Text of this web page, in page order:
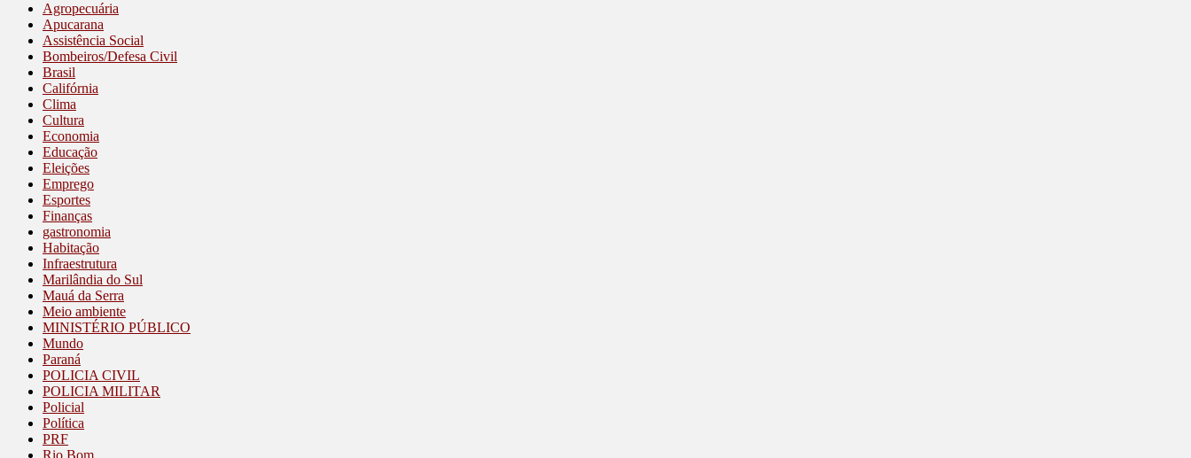
Agropecuária
Apucarana
Assistência Social
Bombeiros/Defesa Civil
Brasil
Califórnia
Clima
Cultura
Economia
Educação
Eleições
Emprego
Esportes
Finanças
gastronomia
Habitação
Infraestrutura
Marilândia do Sul
Mauá da Serra
Meio ambiente
MINISTÉRIO PÚBLICO
Mundo
Paraná
POLICIA CIVIL
POLICIA MILITAR
Policial
Política
PRF